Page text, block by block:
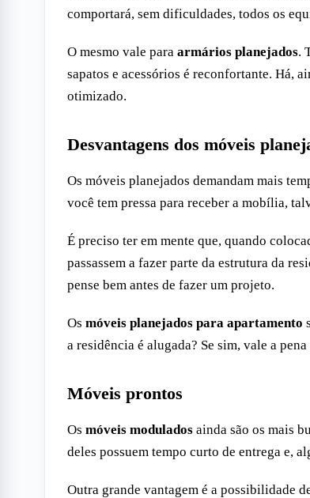
comportará, sem dificuldades, todos os
O mesmo vale para armários planejados.
sapatos e acessórios é reconfortante. Há,
otimizado.
Desvantagens dos móveis
Os móveis planejados demandam mais
você tem pressa para receber a mobília,
É preciso ter em mente que, quando
passassem a fazer parte da estrutura da
pense bem antes de fazer um projeto.
Os móveis planejados para apartamento
a residência é alugada? Se sim, vale a
Móveis prontos
Os móveis modulados ainda são os mais
deles possuem tempo curto de entrega e,
Outra grande vantagem é a possibilidade